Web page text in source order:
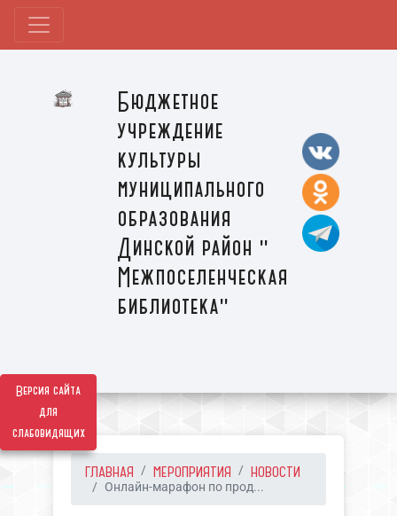
Версия сайта
для
слабовидящих
Бюджетное
учреждение
культуры
муниципального
образования
Динской район "
Межпоселенческая
библиотека"
ГЛАВНАЯ МЕРОПРИЯТИЯ НОВОСТИ
Онлайн-марафон по прод...